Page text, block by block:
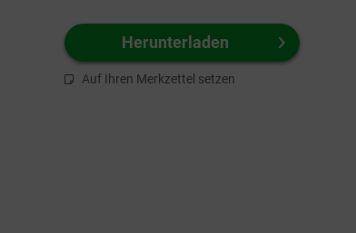
Herunterladen
Auf Ihren Merkzettel setzen